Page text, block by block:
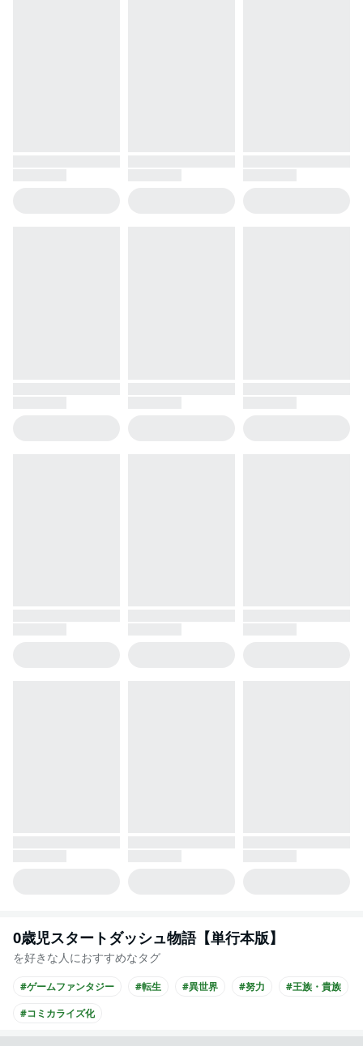
0歳児スタートダッシュ物語【単行本版】
を好きな人におすすめなタグ
#ゲームファンタジー #転生 #異世界 #努力
#王族・貴族
#コミカライズ化